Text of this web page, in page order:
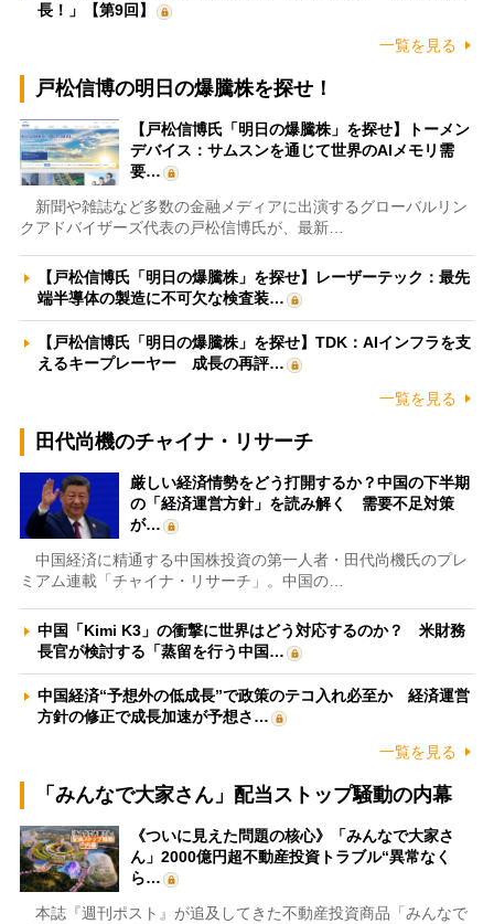
長！」【第9回】
一覧を見る
戸松信博の明日の爆騰株を探せ！
【戸松信博氏「明日の爆騰株」を探せ】トーメン
デバイス：サムスンを通じて世界のAIメモリ需
要…
新聞や雑誌など多数の金融メディアに出演するグローバルリン
クアドバイザーズ代表の戸松信博氏が、最新…
【戸松信博氏「明日の爆騰株」を探せ】レーザーテック：最先
端半導体の製造に不可欠な検査装…
【戸松信博氏「明日の爆騰株」を探せ】TDK：AIインフラを支
えるキープレーヤー 成長の再評…
一覧を見る
田代尚機のチャイナ・リサーチ
厳しい経済情勢をどう打開するか？中国の下半期
の「経済運営方針」を読み解く 需要不足対策
が…
中国経済に精通する中国株投資の第一人者・田代尚機氏のプレ
ミアム連載「チャイナ・リサーチ」。中国の…
中国「Kimi K3」の衝撃に世界はどう対応するのか？ 米財務
長官が検討する「蒸留を行う中国…
中国経済“予想外の低成長”で政策のテコ入れ必至か 経済運営
方針の修正で成長加速が予想さ…
一覧を見る
「みんなで大家さん」配当ストップ騒動の内幕
《ついに見えた問題の核心》「みんなで大家さ
ん」2000億円超不動産投資トラブル“異常なく
ら…
本誌『週刊ポスト』が追及してきた不動産投資商品「みんなで